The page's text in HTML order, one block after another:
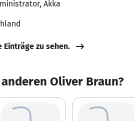
Akka
Einträge zu sehen.
Oliver Braun?